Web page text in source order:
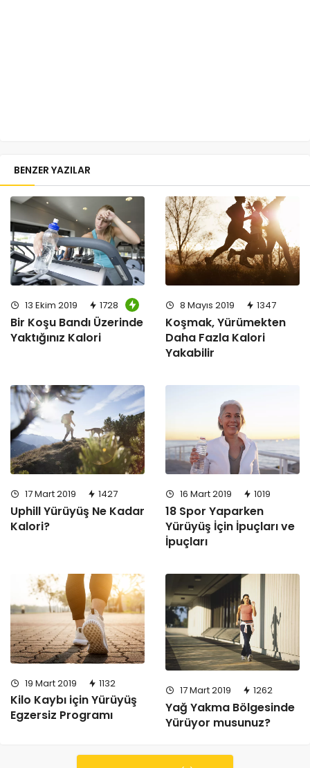
BENZER YAZILAR
13 Ekim 2019 1728
Bir Koşu Bandı Üzerinde
Yaktığınız Kalori
8 Mayıs 2019 1347
Koşmak, Yürümekten
Daha Fazla Kalori
Yakabilir
17 Mart 2019 1427
Uphill Yürüyüş Ne Kadar
Kalori?
16 Mart 2019 1019
18 Spor Yaparken
Yürüyüş İçin İpuçları ve
İpuçları
19 Mart 2019 1132
Kilo Kaybı için Yürüyüş
Egzersiz Programı
17 Mart 2019 1262
Yağ Yakma Bölgesinde
Yürüyor musunuz?